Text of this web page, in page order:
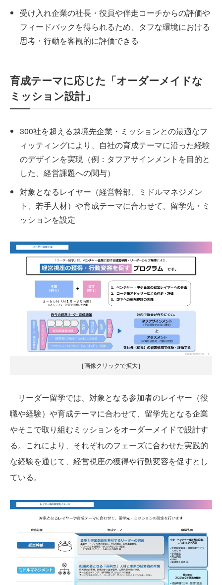
受け入れ企業の社長・役員や伴走コーチからの評価や
フィードバックを得られるため、タフな環境における
思考・行動を客観的に評価できる
育成テーマに応じた「オーダーメイドな
ミッション設計」
300社を超える越境先企業・ミッションとの最適なフ
ィッティングにより、自社の育成テーマに沿った経験
のデザインを実現（例：タフアサインメントを目的と
した、経営課題への関与）
対象となるレイヤー（経営幹部、ミドルマネジメン
ト、若手人材）や育成テーマに合わせて、留学先・ミ
ッションを設定
［画像クリックで拡大］
リーダー留学では、対象となる参加者のレイヤー（役
職や経験）や育成テーマに合わせて、留学先となる企業
やそこで取り組むミッションをオーダーメイドで設計す
る。これにより、それぞれのフェーズに合わせた実践的
な経験を通じて、経営視座の獲得や行動変容を促すとし
ている。